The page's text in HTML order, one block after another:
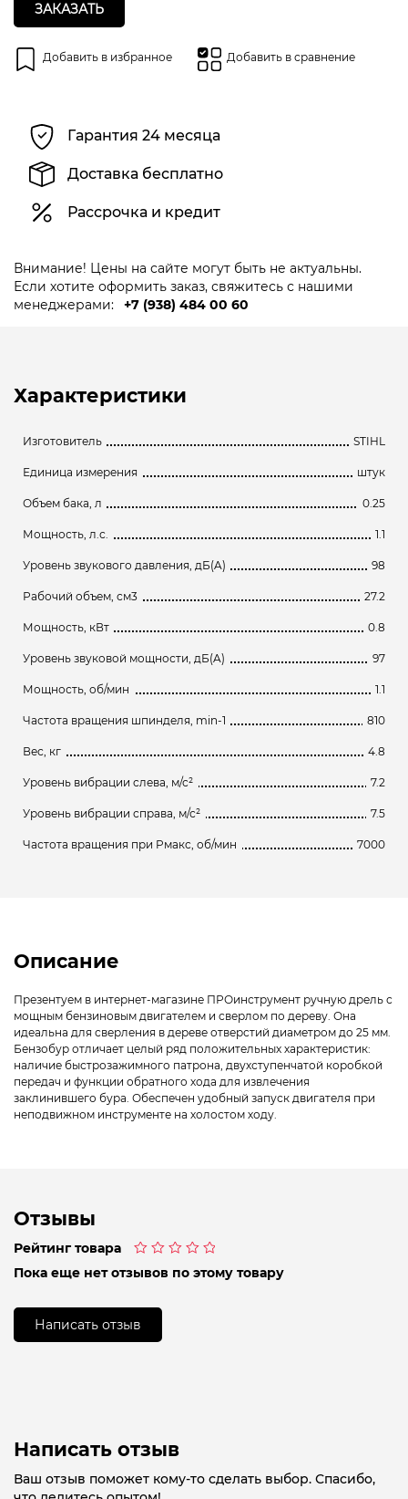
ЗАКАЗАТЬ
Добавить в избранное Добавить в сравнение
Гарантия 24 месяца
Доставка бесплатно
Рассрочка и кредит
Внимание! Цены на сайте могут быть не актуальны.
Если хотите оформить заказ, свяжитесь с нашими
менеджерами:
+7 (938) 484 00 60
Характеристики
Изготовитель STIHL
Единица измерения штук
Объем бака, л 0.25
Мощность, л.с. 1.1
Уровень звукового давления, дБ(A) 98
Рабочий объем, см3 27.2
Мощность, кВт 0.8
Уровень звуковой мощности, дБ(A) 97
Мощность, об/мин 1.1
Частота вращения шпинделя, min-1 810
Вес, кг 4.8
Уровень вибрации слева, м/с² 7.2
Уровень вибрации справа, м/с² 7.5
Частота вращения при Pмакс, об/мин 7000
Описание
Презентуем в интернет-магазине ПРОинструмент ручную дрель с
мощным бензиновым двигателем и сверлом по дереву. Она
идеальна для сверления в дереве отверстий диаметром до 25 мм.
Бензобур отличает целый ряд положительных характеристик:
наличие быстрозажимного патрона, двухступенчатой коробкой
передач и функции обратного хода для извлечения
заклинившего бура. Обеспечен удобный запуск двигателя при
неподвижном инструменте на холостом ходу.
Отзывы
Рейтинг товара
0
Пока еще нет отзывов по этому товару
Написать отзыв
Написать отзыв
Ваш отзыв поможет кому-то сделать выбор. Спасибо,